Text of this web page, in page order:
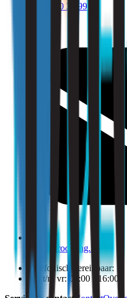
010 - 220 34 99
info@strooming.nl
Telefonisch bereikbaar:
Ma t/m vr: 09:00 - 16:00